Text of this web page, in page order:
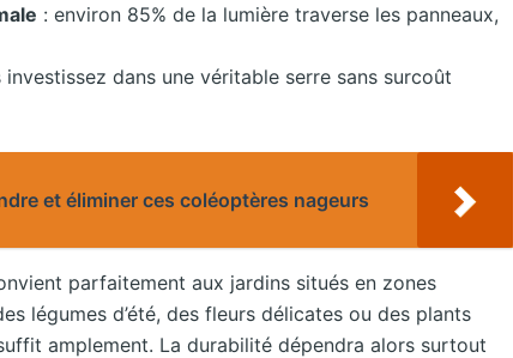
: environ 85% de la lumière traverse les panneaux,
investissez dans une véritable serre sans surcoût
et éliminer ces coléoptères nageurs
parfaitement aux jardins situés en zones
légumes d’été, des fleurs délicates ou des plants
amplement. La durabilité dépendra alors surtout